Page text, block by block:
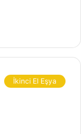
İkinci El Eşya